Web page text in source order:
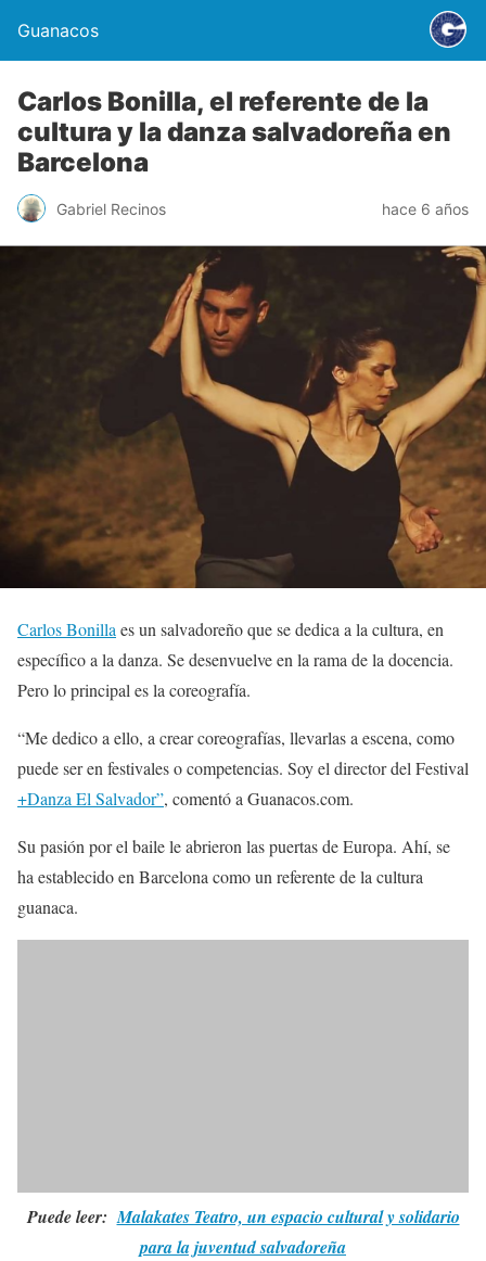
Guanacos
Carlos Bonilla, el referente de la
cultura y la danza salvadoreña en
Barcelona
Gabriel Recinos hace 6 años
Carlos Bonilla es un salvadoreño que se dedica a la cultura, en
específico a la danza. Se desenvuelve en la rama de la docencia.
Pero lo principal es la coreografía.
“Me dedico a ello, a crear coreografías, llevarlas a escena, como
puede ser en festivales o competencias. Soy el director del Festival
+Danza El Salvador”, comentó a Guanacos.com.
Su pasión por el baile le abrieron las puertas de Europa. Ahí, se
ha establecido en Barcelona como un referente de la cultura
guanaca.
Puede leer:Malakates Teatro, un espacio cultural y solidario
para la juventud salvadoreña